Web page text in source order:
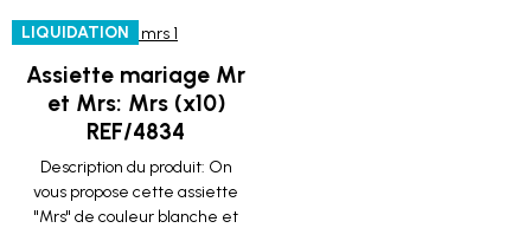
LIQUIDATION
Assiette mariage Mr
et Mrs: Mrs (x10)
REF/4834
Description du produit: On
vous propose cette assiette
"Mrs" de couleur blanche et